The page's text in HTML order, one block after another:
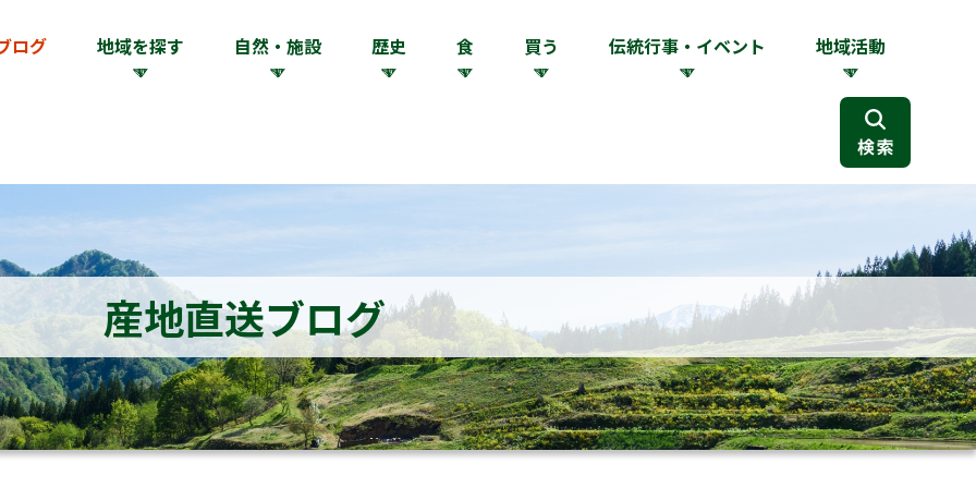
ログ 地域を探す 自然・施設 歴史 食 買う 伝統行事・イベント 地域活動
産地直送ブログ